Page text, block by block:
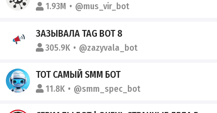
1.93M @mus_vir_bot
ЗАЗЫВАЛА TAG BOT 8
305.9K @zazyvala_bot
ТОТ САМЫЙ SMM БОТ
11.8K @smm_spec_bot